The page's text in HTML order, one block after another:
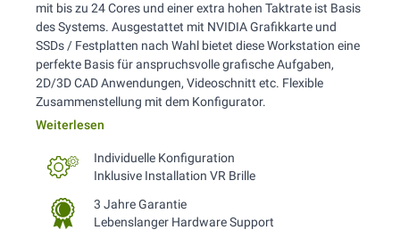
mit bis zu 24 Cores und einer extra hohen Taktrate ist Basis
des Systems. Ausgestattet mit NVIDIA Grafikkarte und
SSDs / Festplatten nach Wahl bietet diese Workstation eine
perfekte Basis für anspruchsvolle grafische Aufgaben,
2D/3D CAD Anwendungen, Videoschnitt etc. Flexible
Zusammenstellung mit dem Konfigurator.
Weiterlesen
Individuelle Konfiguration
Inklusive Installation VR Brille
3 Jahre Garantie
Lebenslanger Hardware Support